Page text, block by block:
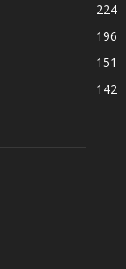
224
196
151
142